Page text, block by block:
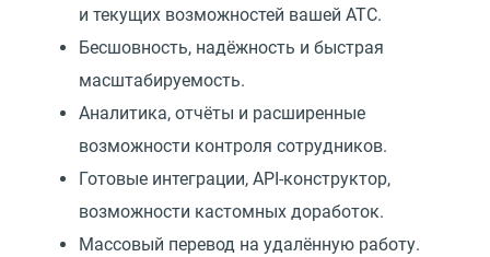
и текущих возможностей вашей АТС.
Бесшовность, надёжность и быстрая
масштабируемость.
Аналитика, отчёты и расширенные
возможности контроля сотрудников.
Готовые интеграции, API-конструктор,
возможности кастомных доработок.
Массовый перевод на удалённую работу.